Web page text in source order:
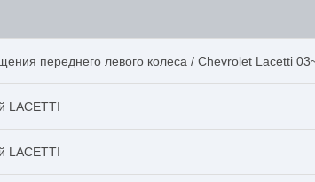
переднего левого колеса / Chevrolet Lacetti
LACETTI
LACETTI